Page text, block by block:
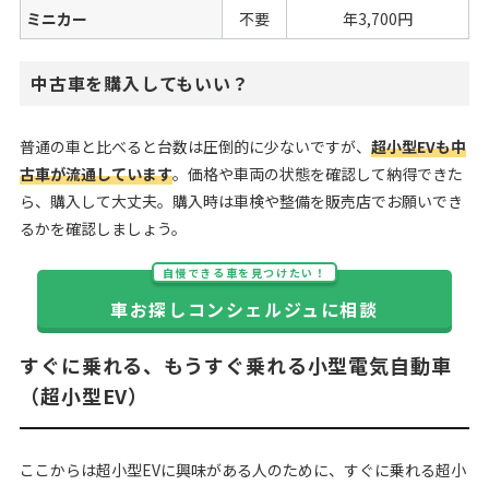
ミニカー
不要 年3,700円
中古車を購入してもいい？
普通の車と比べると台数は圧倒的に少ないですが、 超小型EVも中
古車が流通しています。価格や車両の状態を確認して納得できた
ら、購入して大丈夫。購入時は車検や整備を販売店でお願いでき
るかを確認しましょう。
自慢できる車を見つけたい！
車お探しコンシェルジュに相談
すぐに乗れる、もうすぐ乗れる小型電気自動車
（超小型EV）
ここからは超小型EVに興味がある人のために、すぐに乗れる超小